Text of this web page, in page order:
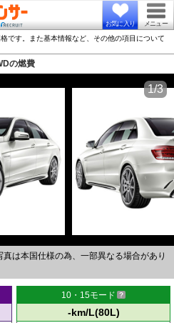
お気に入り メニュー
です。また基本情報など、その他の項目について
の燃費
は本国仕様の為、一部異なる場合があり
1/3
10・15モード
-km/L(80L)